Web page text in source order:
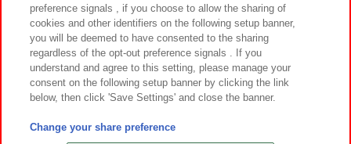
©Bandai Namco Amusement Inc.
©Bandai Namco Amusement Lab Inc.
preference signals , if you choose to allow the sharing of
cookies and other identifiers on the following setup banner,
you will be deemed to have consented to the sharing
regardless of the opt-out preference signals . If you
understand and agree to this setting, please manage your
consent on the following setup banner by clicking the link
below, then click 'Save Settings' and close the banner.
Change your share preference